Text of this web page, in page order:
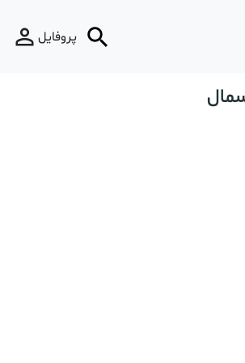
پروفایل